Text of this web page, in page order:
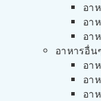
อา
อา
อา
อาหารอื่น
อา
อา
อา